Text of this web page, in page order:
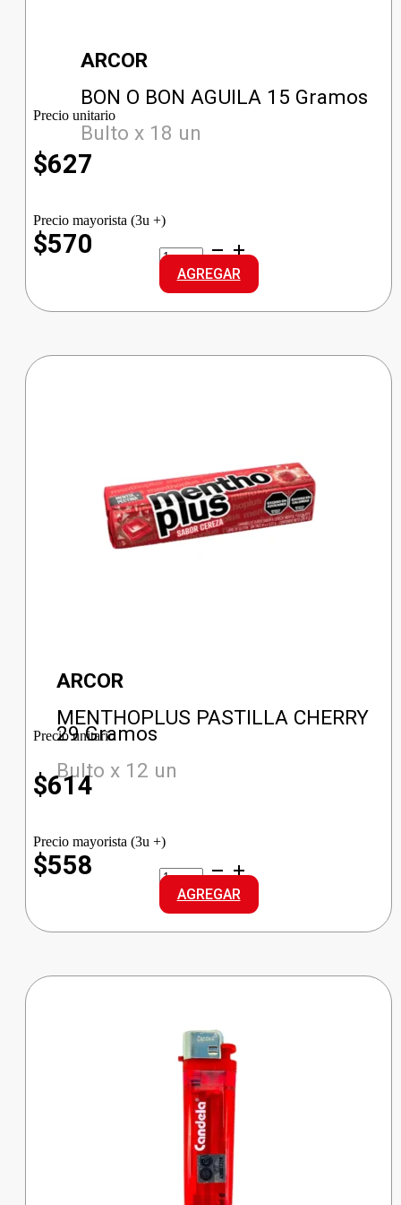
ARCOR
BON O BON AGUILA 15 Gramos
Bulto x 18 un
Precio unitario
$627
Precio mayorista (3u +)
$570
BON
O
BON
AGUILA
cantidad
AGREGAR
ARCOR
MENTHOPLUS PASTILLA CHERRY
29 Gramos
Bulto x 12 un
Precio unitario
$614
Precio mayorista (3u +)
$558
MENTHOPLUS
PASTILLA
CHERRY
cantidad
AGREGAR